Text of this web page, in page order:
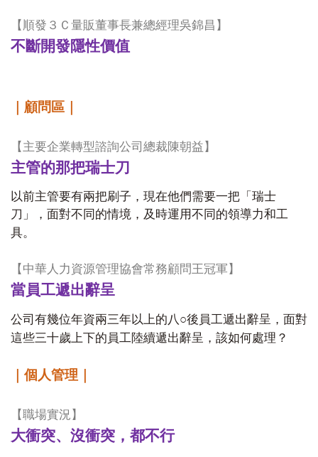
【順發３Ｃ量販董事長兼總經理吳錦昌】
不斷開發隱性價值
｜顧問區｜
【主要企業轉型諮詢公司總裁陳朝益】
主管的那把瑞士刀
以前主管要有兩把刷子，現在他們需要一把「瑞士
刀」，面對不同的情境，及時運用不同的領導力和工
具。
【中華人力資源管理協會常務顧問王冠軍】
當員工遞出辭呈
公司有幾位年資兩三年以上的八○後員工遞出辭呈，面對
這些三十歲上下的員工陸續遞出辭呈，該如何處理？
｜個人管理｜
【職場實況】
大衝突、沒衝突，都不行